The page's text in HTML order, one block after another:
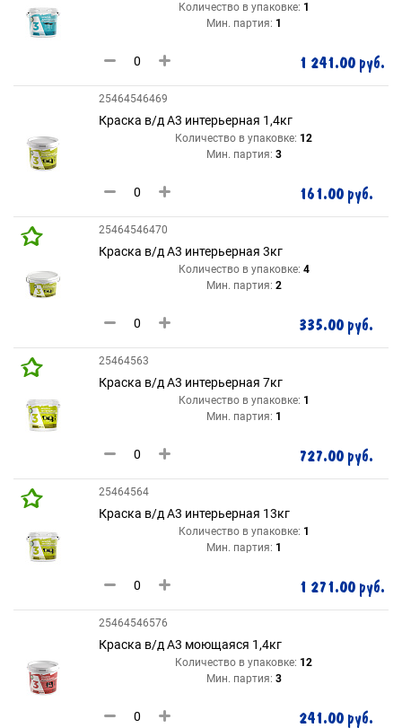
Количество в упаковке: 1
Мин. партия: 1
1 241.00 руб.
25464546469
Краска в/д А3 интерьерная 1,4кг
Количество в упаковке: 12
Мин. партия: 3
161.00 руб.
25464546470
Краска в/д А3 интерьерная 3кг
Количество в упаковке: 4
Мин. партия: 2
335.00 руб.
25464563
Краска в/д А3 интерьерная 7кг
Количество в упаковке: 1
Мин. партия: 1
727.00 руб.
25464564
Краска в/д А3 интерьерная 13кг
Количество в упаковке: 1
Мин. партия: 1
1 271.00 руб.
25464546576
Краска в/д А3 моющаяся 1,4кг
Количество в упаковке: 12
Мин. партия: 3
241.00 руб.